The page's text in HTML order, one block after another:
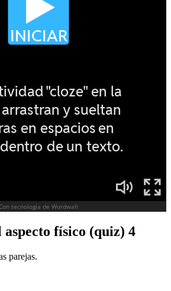
aspecto físico (quiz) 4
parejas.